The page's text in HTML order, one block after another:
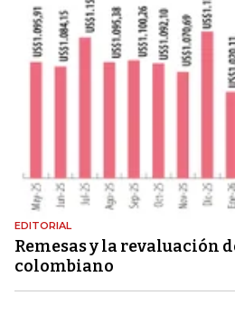
EDITORIAL
Remesas y la revaluación
colombiano